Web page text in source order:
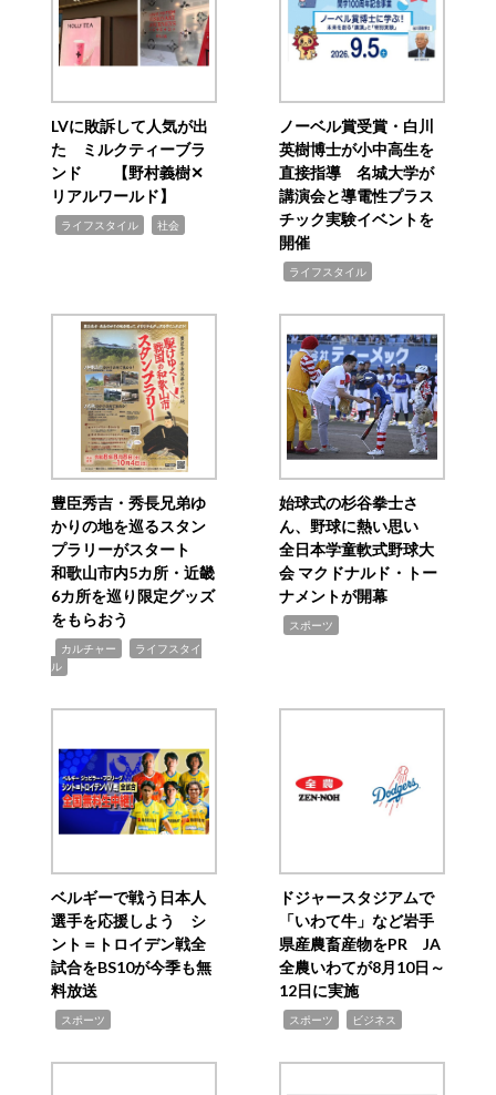
LVに敗訴して人気が出
た ミルクティーブラ
ンド 【野村義樹✕
リアルワールド】
ライフスタイル 社会
ノーベル賞受賞・白川
英樹博士が小中高生を
直接指導 名城大学が
講演会と導電性プラス
チック実験イベントを
開催
ライフスタイル
豊臣秀吉・秀長兄弟ゆ
かりの地を巡るスタン
プラリーがスタート
和歌山市内5カ所・近畿
6カ所を巡り限定グッズ
をもらおう
カルチャー
ライフスタイ
ル
始球式の杉谷拳士さ
ん、野球に熱い思い
全日本学童軟式野球大
会 マクドナルド・トー
ナメントが開幕
スポーツ
ベルギーで戦う日本人
選手を応援しよう シ
ント＝トロイデン戦全
試合をBS10が今季も無
料放送
スポーツ
ドジャースタジアムで
「いわて牛」など岩手
県産農畜産物をPR JA
全農いわてが8月10日～
12日に実施
スポーツ ビジネス